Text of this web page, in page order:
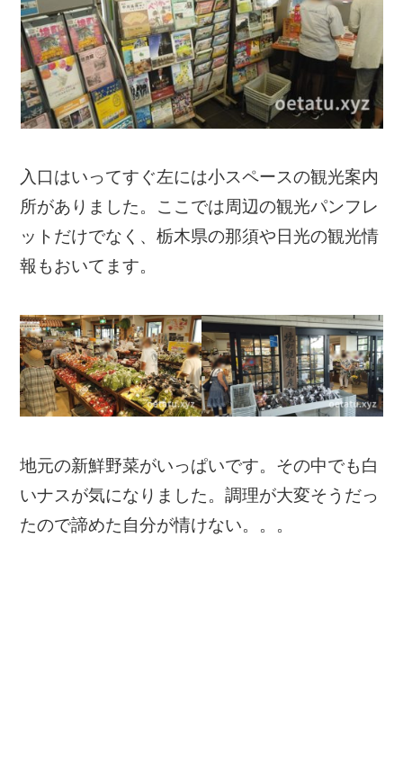
入口はいってすぐ左には小スペースの観光案内
所がありました。ここでは周辺の観光パンフレ
ットだけでなく、栃木県の那須や日光の観光情
報もおいてます。
地元の新鮮野菜がいっぱいです。その中でも白
いナスが気になりました。調理が大変そうだっ
たので諦めた自分が情けない。。。